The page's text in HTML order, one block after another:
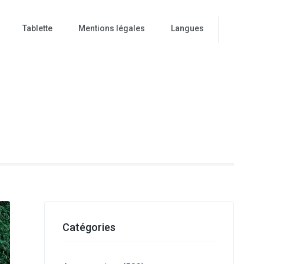
Tablette Mentions légales Langues
Catégories